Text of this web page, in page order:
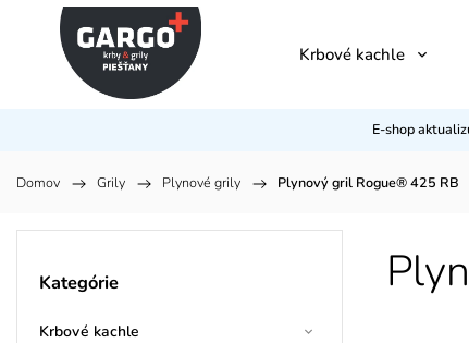
Krbové kachle
E-shop
Domov / Grily / Plynové grily / Plynový gril Rogue® 425 RB
Kategórie
Krbové kachle